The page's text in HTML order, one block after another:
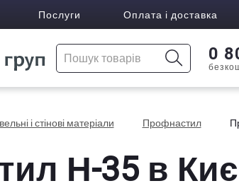
Послуги Оплата і доставка
0
і стінові матеріали Профнастил
Н-35 в